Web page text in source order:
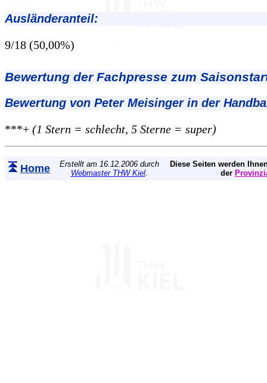
Ausländeranteil:
9/18 (50,00%)
Bewertung der Fachpresse zum
Bewertung von Peter Meisinger in der
***+ (1 Stern = schlecht, 5 Sterne = super)
Home
Erstellt am 16.12.2006 durch
Webmaster THW Kiel.
Diese Seiten werden
der